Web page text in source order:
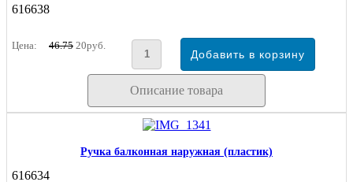
616638
Цена: 46.75 20руб.
Описание товара
Ручка балконная наружная (пластик)
616634